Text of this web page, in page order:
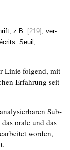
z.B. [219] , ver­
Seuil,
Linie fol­gend, mit
Erfah­rung seit
Sub­
ora­le und das
wor­den,